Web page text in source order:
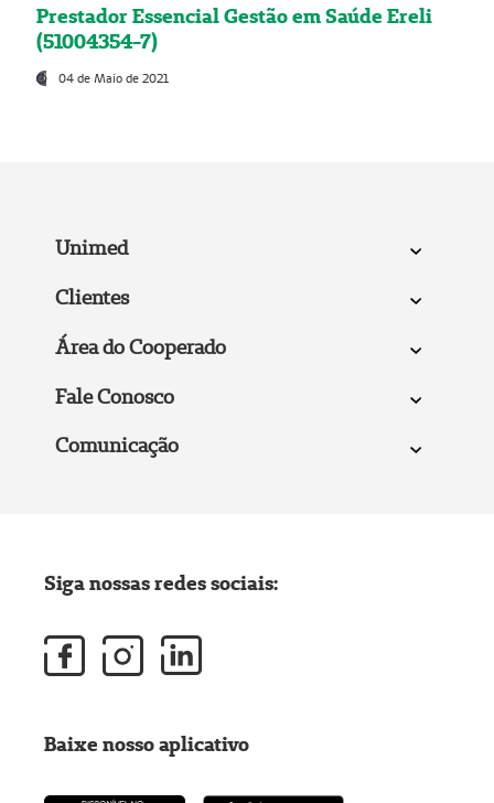
Prestador Essencial Gestão em Saúde Ereli
(51004354-7)
04 de Maio de 2021
Unimed
Clientes
Área do Cooperado
Fale Conosco
Comunicação
Siga nossas redes sociais:
Baixe nosso aplicativo